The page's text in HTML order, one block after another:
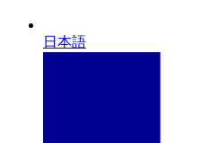
日本語